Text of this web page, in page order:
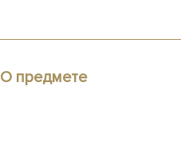
О предмете